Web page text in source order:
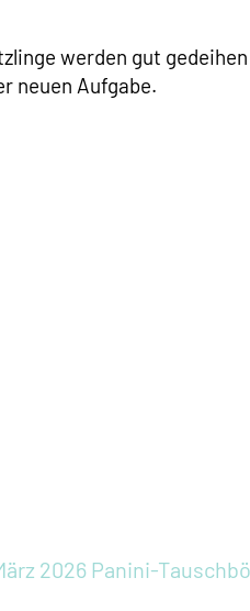
werden gut
neuen Aufgabe.
2026 Panini-